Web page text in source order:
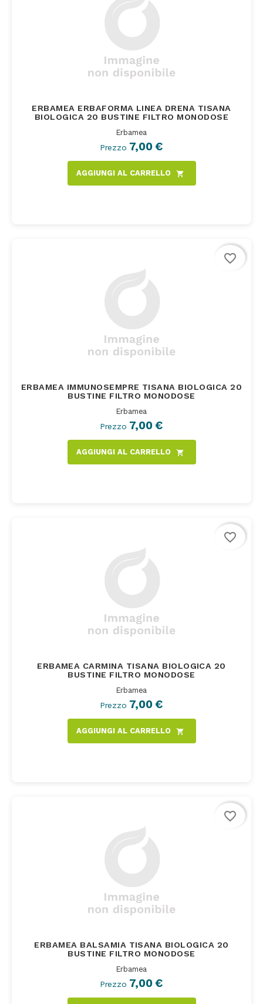
ERBAMEA ERBAFORMA LINEA DRENA TISANA
BIOLOGICA 20 BUSTINE FILTRO MONODOSE
Erbamea
Prezzo 7,00 €
AGGIUNGI AL CARRELLO shopping_cart
ERBAMEA IMMUNOSEMPRE TISANA BIOLOGICA 20
BUSTINE FILTRO MONODOSE
Erbamea
Prezzo 7,00 €
AGGIUNGI AL CARRELLO shopping_cart
favorite_border
ERBAMEA CARMINA TISANA BIOLOGICA 20
BUSTINE FILTRO MONODOSE
Erbamea
Prezzo 7,00 €
AGGIUNGI AL CARRELLO shopping_cart
favorite_border
ERBAMEA BALSAMIA TISANA BIOLOGICA 20
BUSTINE FILTRO MONODOSE
Erbamea
Prezzo 7,00 €
favorite_border